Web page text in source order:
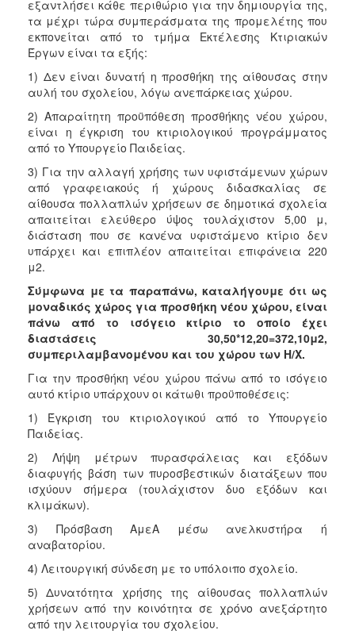
εξαντλήσει κάθε περιθώριο για την δημιουργία της,
τα μέχρι τώρα συμπεράσματα της προμελέτης που
εκπονείται από το τμήμα Εκτέλεσης Κτιριακών
Έργων είναι τα εξής:
1) Δεν είναι δυνατή η προσθήκη της αίθουσας στην
αυλή του σχολείου, λόγω ανεπάρκειας χώρου.
2) Απαραίτητη προϋπόθεση προσθήκης νέου χώρου,
είναι η έγκριση του κτιριολογικού προγράμματος
από το Υπουργείο Παιδείας.
3) Για την αλλαγή χρήσης των υφιστάμενων χώρων
από γραφειακούς ή χώρους διδασκαλίας σε
αίθουσα πολλαπλών χρήσεων σε δημοτικά σχολεία
απαιτείται ελεύθερο ύψος τουλάχιστον 5,00 μ,
διάσταση που σε κανένα υφιστάμενο κτίριο δεν
υπάρχει και επιπλέον απαιτείται επιφάνεια 220
μ2.
Σύμφωνα με τα παραπάνω, καταλήγουμε ότι ως
μοναδικός χώρος για προσθήκη νέου χώρου, είναι
πάνω από το ισόγειο κτίριο το οποίο έχει
διαστάσεις 30,50*12,20=372,10μ2,
συμπεριλαμβανομένου και του χώρου των Η/Χ.
Για την προσθήκη νέου χώρου πάνω από το ισόγειο
αυτό κτίριο υπάρχουν οι κάτωθι προϋποθέσεις:
1) Έγκριση του κτιριολογικού από το Υπουργείο
Παιδείας.
2) Λήψη μέτρων πυρασφάλειας και εξόδων
διαφυγής βάση των πυροσβεστικών διατάξεων που
ισχύουν σήμερα (τουλάχιστον δυο εξόδων και
κλιμάκων).
3) Πρόσβαση ΑμεΑ μέσω ανελκυστήρα ή
αναβατορίου.
4) Λειτουργική σύνδεση με το υπόλοιπο σχολείο.
5) Δυνατότητα χρήσης της αίθουσας πολλαπλών
χρήσεων από την κοινότητα σε χρόνο ανεξάρτητο
από την λειτουργία του σχολείου.